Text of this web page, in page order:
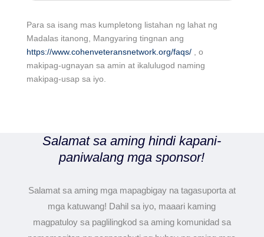
Para sa isang mas kumpletong listahan ng lahat ng
Madalas itanong, Mangyaring tingnan ang
https://www.cohenveteransnetwork.org/faqs/, o
makipag-ugnayan sa amin at ikalulugod naming
makipag-usap sa iyo.
Salamat sa aming hindi kapani-
paniwalang mga sponsor!
Salamat sa aming mga mapagbigay na tagasuporta at
mga katuwang! Dahil sa iyo, maaari kaming
magpatuloy sa paglilingkod sa aming komunidad sa